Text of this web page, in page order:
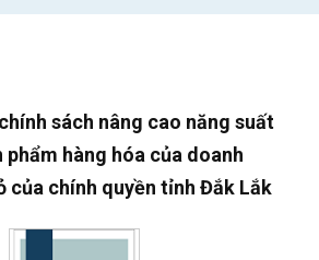
sách nâng cao năng suất
hàng hóa của doanh
của chính quyền tỉnh Đắk Lắk